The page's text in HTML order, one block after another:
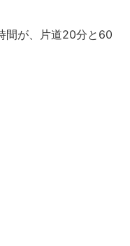
間が、片道20分と60